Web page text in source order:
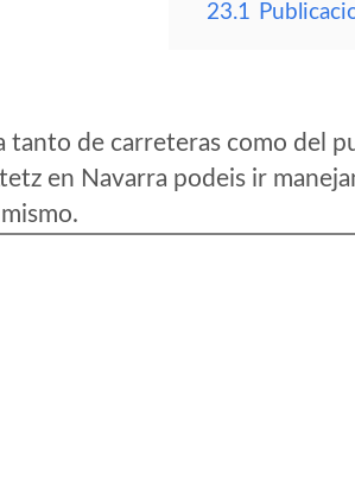
23.1
tanto de carreteras como del
en Navarra podeis ir